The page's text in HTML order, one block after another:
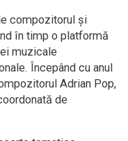
compozitorul și
în timp o platformă
muzicale
Începând cu anul
Adrian Pop,
de